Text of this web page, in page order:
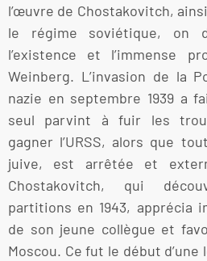
l’œuvre de Chostakovitch,
le régime soviétique, on
l’existence et l’immense
Weinberg. L’invasion de la
nazie en septembre 1939 a
seul parvint à fuir les
gagner l’URSS, alors que
juive, est arrêtée et
Chostakovitch, qui
partitions en 1943, apprécia
de son jeune collègue et
Moscou. Ce fut le début